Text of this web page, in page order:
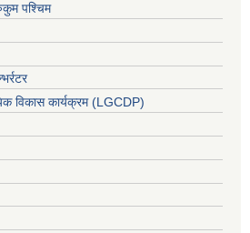
पश्चिम
विकास कार्यक्रम (LGCDP)